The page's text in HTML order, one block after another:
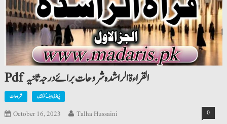
Pdf القراءۃ الراشدہ شروحات برائے درجہ ثانیہ
شروحات پی ڈی ایف کتابیں
October 16, 2023 Talha Hussaini 0